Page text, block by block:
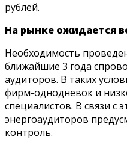
рублей.
На рынке ожидается
Необходимость
ближайшие 3 года
аудиторов. В таких
фирм-однодневок и
специалистов. В связи с
энергоаудиторов
контроль.